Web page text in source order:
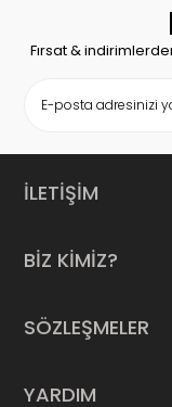
Fırsat &
İLETİŞİM
BİZ KİMİZ?
SÖZLEŞMELER
YARDIM